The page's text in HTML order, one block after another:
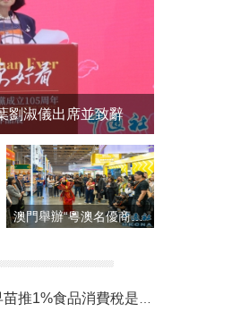
淑儀出席並致辭
澳門舉辦“粵澳名優商品展”